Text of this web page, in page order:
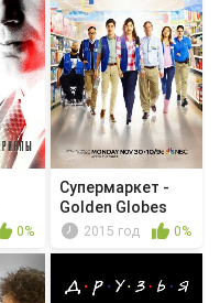
0%
Супермаркет -
Golden Globes
Party2015 год 0%